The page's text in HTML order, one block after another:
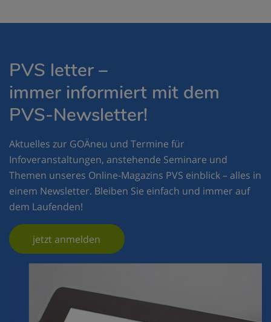
PVS letter –
immer informiert mit dem
PVS-Newsletter!
Aktuelles zur GOÄneu und Termine für
Infoveranstaltungen, anstehende Seminare und
Themen unseres Online-Magazins PVS einblick – alles in
einem Newsletter. Bleiben Sie einfach und immer auf
dem Laufenden!
jetzt anmelden